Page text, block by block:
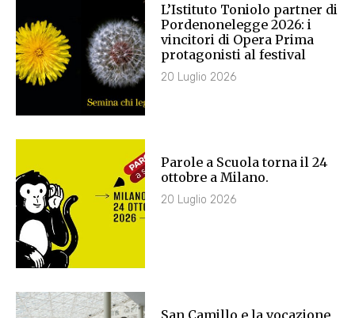
L’Istituto Toniolo partner di
Pordenonelegge 2026: i
vincitori di Opera Prima
protagonisti al festival
20 Luglio 2026
Parole a Scuola torna il 24
ottobre a Milano.
20 Luglio 2026
San Camillo e la vocazione